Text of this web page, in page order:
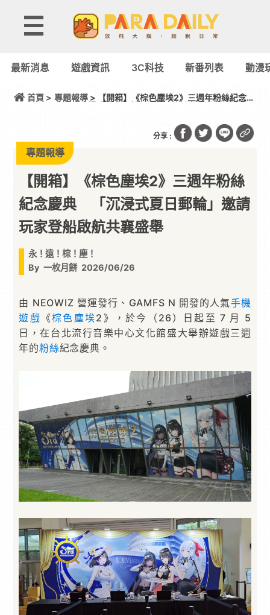
最新消息 遊戲資訊 3C科技 新番列表 動漫
首頁 > 專題報導> 【開箱】《棕色塵埃2》三週年粉絲紀念慶
分享 :
專題報導
【開箱】《棕色塵埃2》三週年粉絲
紀念慶典 「沉浸式夏日郵輪」邀請
玩家登船啟航共襄盛舉
永！遠！棕！塵！
By 一枚月餅 2026/06/26
由 NEOWIZ 營運發行、GAMFS N 開發的人氣手機
遊戲 《棕色塵埃2》，於今（26）日起至 7 月 5
日，在台北流行音樂中心文化館盛大舉辦遊戲三週
年的粉絲紀念慶典。